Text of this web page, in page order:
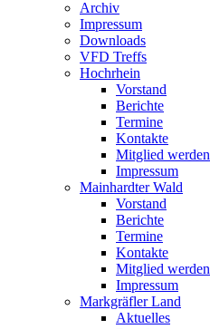
Archiv
Impressum
Downloads
VFD Treffs
Hochrhein
Vorstand
Berichte
Termine
Kontakte
Mitglied werden
Impressum
Mainhardter Wald
Vorstand
Berichte
Termine
Kontakte
Mitglied werden
Impressum
Markgräfler Land
Aktuelles